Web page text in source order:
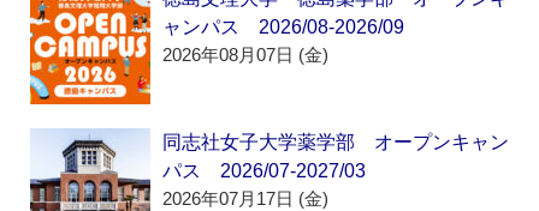
ャンパス 2026/08-2026/09
2026年08月07日 (金)
同志社女子大学薬学部 オープンキャン
パス 2026/07-2027/03
2026年07月17日 (金)